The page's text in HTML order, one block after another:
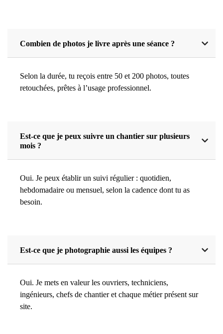
Combien de photos je livre après une séance ?
Selon la durée, tu reçois entre 50 et 200 photos, toutes
retouchées, prêtes à l’usage professionnel.
Est-ce que je peux suivre un chantier sur plusieurs
mois ?
Oui. Je peux établir un suivi régulier : quotidien,
hebdomadaire ou mensuel, selon la cadence dont tu as
besoin.
Est-ce que je photographie aussi les équipes ?
Oui. Je mets en valeur les ouvriers, techniciens,
ingénieurs, chefs de chantier et chaque métier présent sur
site.